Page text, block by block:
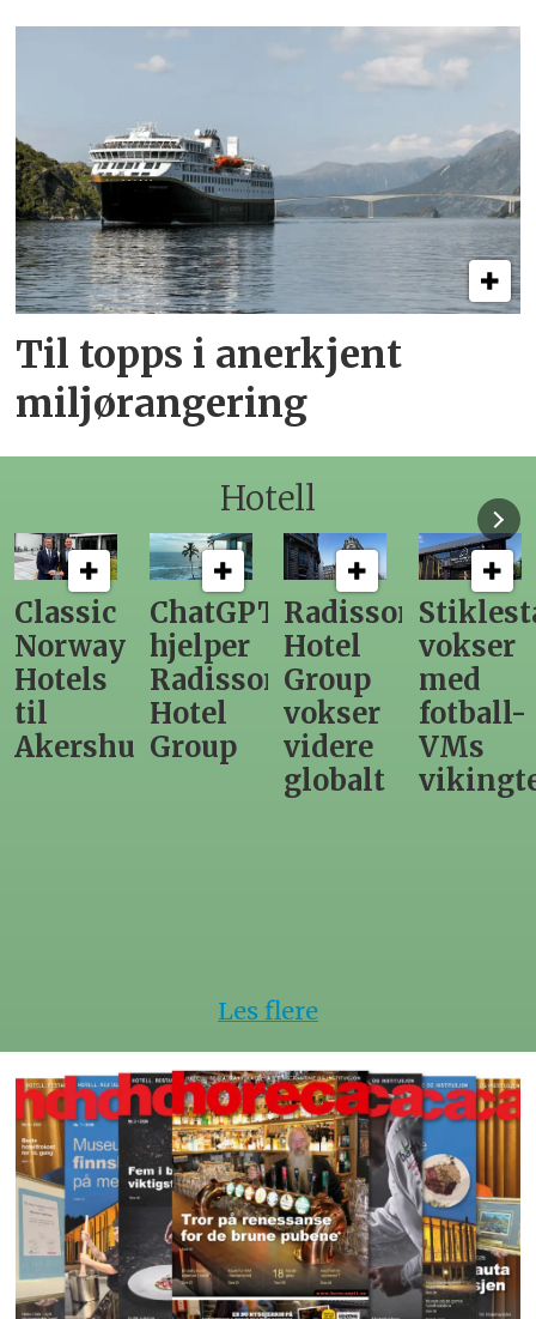
Til topps i anerkjent
miljørangering
Hotell
ChatGPT
hjelper
Radisson
Hotel
Group
Radisson
Hotel
Group
vokser
videre
Stiklestad
vokser
med
fotball-
VMs
vikingtematikk
Fra
direktør
til
nytt
Les flere